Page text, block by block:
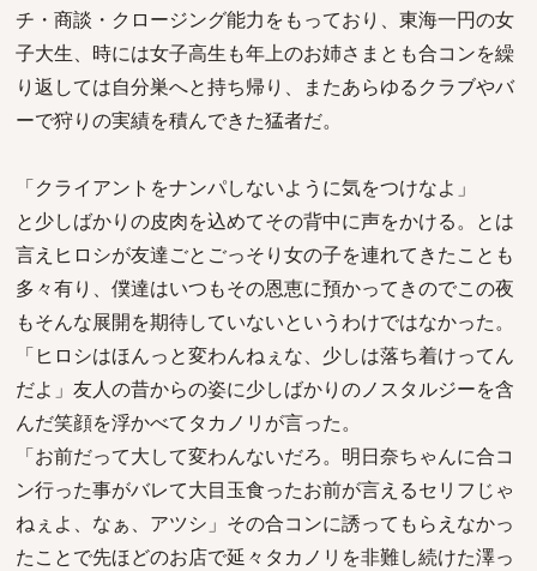
チ・商談・クロージング能力をもっており、東海一円の女
子大生、時には女子高生も年上のお姉さまとも合コンを繰
り返しては自分巣へと持ち帰り、またあらゆるクラブやバ
ーで狩りの実績を積んできた猛者だ。
「クライアントをナンパしないように気をつけなよ」
と少しばかりの皮肉を込めてその背中に声をかける。とは
言えヒロシが友達ごとごっそり女の子を連れてきたことも
多々有り、僕達はいつもその恩恵に預かってきのでこの夜
もそんな展開を期待していないというわけではなかった。
「ヒロシはほんっと変わんねぇな、少しは落ち着けってん
だよ」友人の昔からの姿に少しばかりのノスタルジーを含
んだ笑顔を浮かべてタカノリが言った。
「お前だって大して変わんないだろ。明日奈ちゃんに合コ
ン行った事がバレて大目玉食ったお前が言えるセリフじゃ
ねぇよ、なぁ、アツシ」その合コンに誘ってもらえなかっ
たことで先ほどのお店で延々タカノリを非難し続けた澤っ